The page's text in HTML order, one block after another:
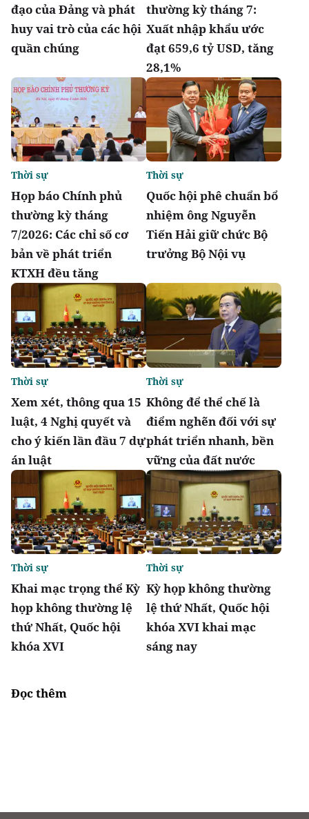
đạo của Đảng và phát
huy vai trò của các hội
quần chúng
thường kỳ tháng 7:
Xuất nhập khẩu ước
đạt 659,6 tỷ USD, tăng
28,1%
Họp báo Chính phủ
thường kỳ tháng
7/2026: Các chỉ số cơ
bản về phát triển
KTXH đều tăng
Thời sự
Quốc hội phê chuẩn bổ
nhiệm ông Nguyễn
Tiến Hải giữ chức Bộ
trưởng Bộ Nội vụ
Thời sự
Xem xét, thông qua 15
luật, 4 Nghị quyết và
cho ý kiến lần đầu 7 dự
án luật
Thời sự
Không để thể chế là
điểm nghẽn đối với sự
phát triển nhanh, bền
vững của đất nước
Thời sự
Khai mạc trọng thể Kỳ
họp không thường lệ
thứ Nhất, Quốc hội
khóa XVI
Thời sự
Kỳ họp không thường
lệ thứ Nhất, Quốc hội
khóa XVI khai mạc
sáng nay
Thời sự
Đọc thêm